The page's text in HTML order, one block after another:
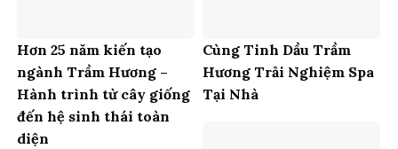
Hơn 25 năm kiến tạo
ngành Trầm Hương –
Hành trình từ cây giống
đến hệ sinh thái toàn
diện
Cùng Tinh Dầu Trầm
Hương Trải Nghiệm Spa
Tại Nhà